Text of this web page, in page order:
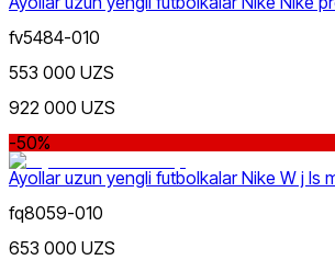
fv5484-010
553 000 UZS
922 000 UZS
-50%
Ayollar uzun yengli futbolkalar Nike W j ls
fq8059-010
653 000 UZS